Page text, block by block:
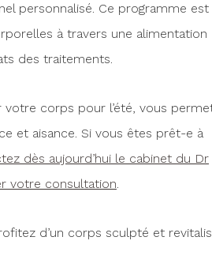
personnalisé. Ce programme
à travers une alimentation
des traitements.
corps pour l’été, vous
et aisance. Si vous êtes prêt-e à
dès aujourd’hui le cabinet du Dr
votre consultation.
d’un corps sculpté et